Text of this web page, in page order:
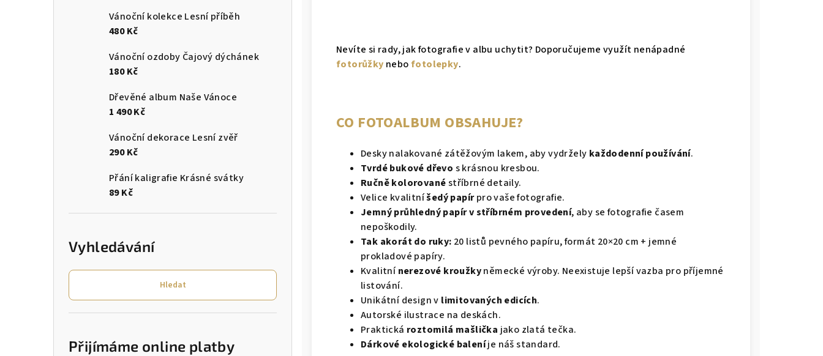
Vánoční kolekce Lesní příběh
480 Kč
Vánoční ozdoby Čajový dýchánek
180 Kč
Dřevěné album Naše Vánoce
1 490 Kč
Vánoční dekorace Lesní zvěř
290 Kč
Přání kaligrafie Krásné svátky
89 Kč
Vyhledávání
Hledat
Přijímáme online platby
Nevíte si rady, jak fotografie v albu uchytit? Doporučujeme využít nenápadné
fotorůžky nebofotolepky.
CO FOTOALBUM OBSAHUJE?
Desky nalakované zátěžovým lakem, aby vydržely každodenní používání.
Tvrdé bukové dřevo s krásnou kresbou.
Ručně kolorovanéstříbrné detaily.
Velice kvalitníšedý papírpro vaše fotografie.
Jemný průhledný papír v stříbrném provedení, aby se fotografie časem
nepoškodily.
Tak akorát do ruky: 20 listů pevného papíru, formát 20×20 cm + jemné
prokladové papíry.
Kvalitnínerezové kroužkyněmecké výroby. Neexistuje lepší vazba pro příjemné
listování.
Unikátní design v limitovaných edicích.
Autorské ilustrace na deskách.
Praktická roztomilá mašličkajako zlatá tečka.
Dárkové ekologické baleníje náš standard.